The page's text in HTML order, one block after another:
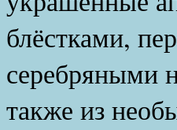
блёстками,
серебряными
также из